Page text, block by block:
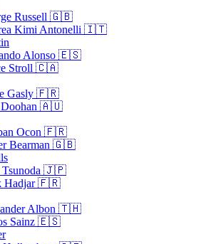
Russell 🇬🇧
Kimi Antonelli 🇮🇹
Alonso 🇪🇸
Stroll 🇨🇦
Gasly 🇫🇷
Doohan 🇦🇺
Ocon 🇫🇷
Bearman 🇬🇧
Tsunoda 🇯🇵
Hadjar 🇫🇷
Albon 🇹🇭
Sainz 🇪🇸